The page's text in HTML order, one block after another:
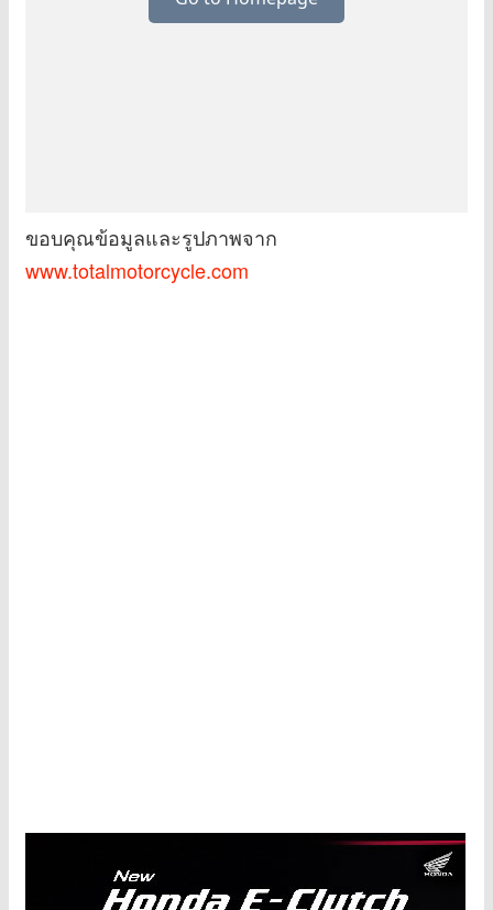
ขอบคุณข้อมูลและรูปภาพจาก
www.totalmotorcycle.com